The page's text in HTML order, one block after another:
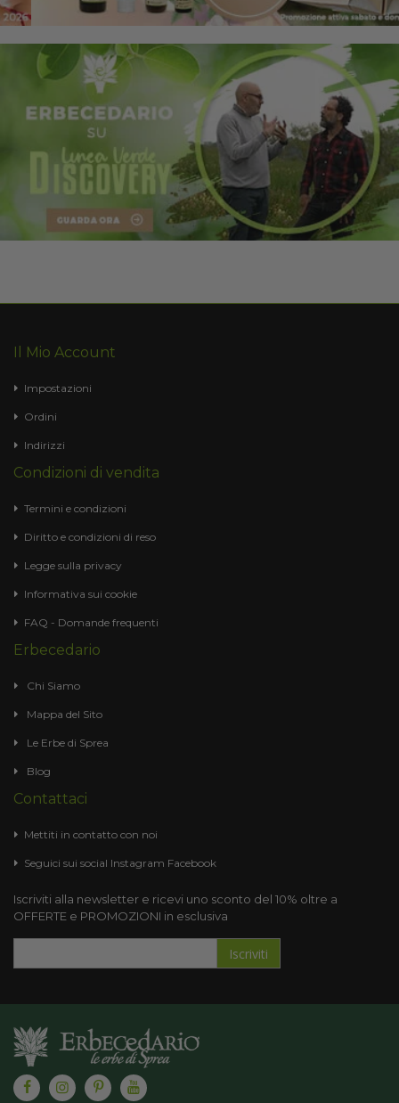
Il Mio Account
Impostazioni
Ordini
Indirizzi
Condizioni di vendita
Termini e condizioni
Diritto e condizioni di reso
Legge sulla privacy
Informativa sui cookie
FAQ - Domande frequenti
Erbecedario
Chi Siamo
Mappa del Sito
Le Erbe di Sprea
Blog
Contattaci
Mettiti in contatto con noi
Seguici sui social Instagram Facebook
Iscriviti alla newsletter e ricevi uno sconto del 10% oltre a
OFFERTE e PROMOZIONI in esclusiva
Iscriviti